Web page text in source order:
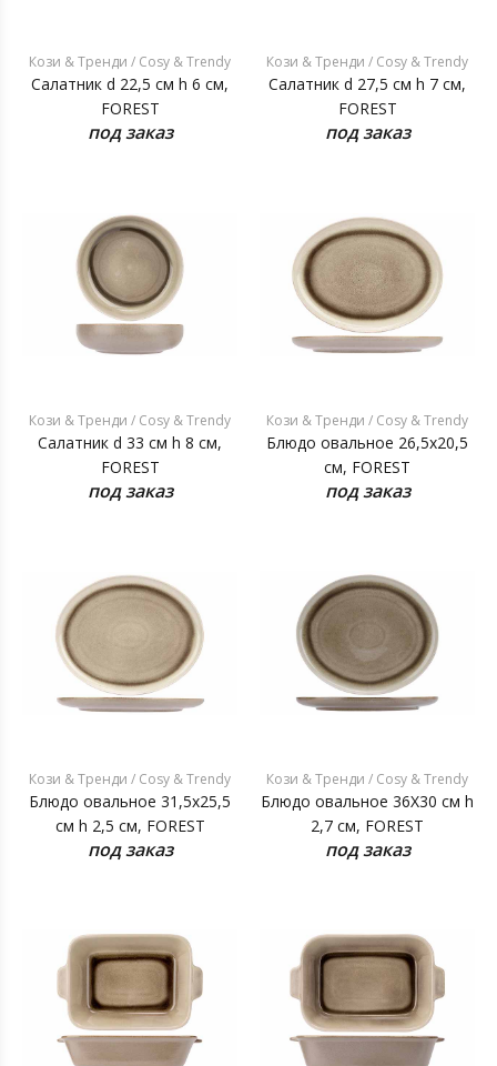
Кози & Тренди / Cosy & Trendy
Салатник d 22,5 см h 6 см,
FOREST
под заказ
Кози & Тренди / Cosy & Trendy
Салатник d 27,5 см h 7 см,
FOREST
под заказ
Кози & Тренди / Cosy & Trendy
Салатник d 33 см h 8 см,
FOREST
под заказ
Кози & Тренди / Cosy & Trendy
Блюдо овальное 26,5x20,5
см, FOREST
под заказ
Кози & Тренди / Cosy & Trendy
Блюдо овальное 31,5x25,5
см h 2,5 см, FOREST
под заказ
Кози & Тренди / Cosy & Trendy
Блюдо овальное 36X30 см h
2,7 см, FOREST
под заказ